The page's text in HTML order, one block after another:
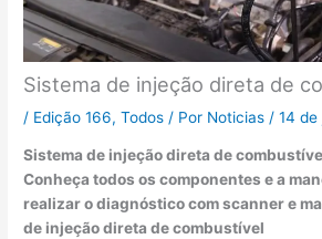
Sistema de injeção direta de
/ Edição 166,Todos / Por Noticias /14 de
Sistema de injeção direta de
Conheça todos os componentes e a
realizar o diagnóstico com scanner e
de injeção direta de combustível